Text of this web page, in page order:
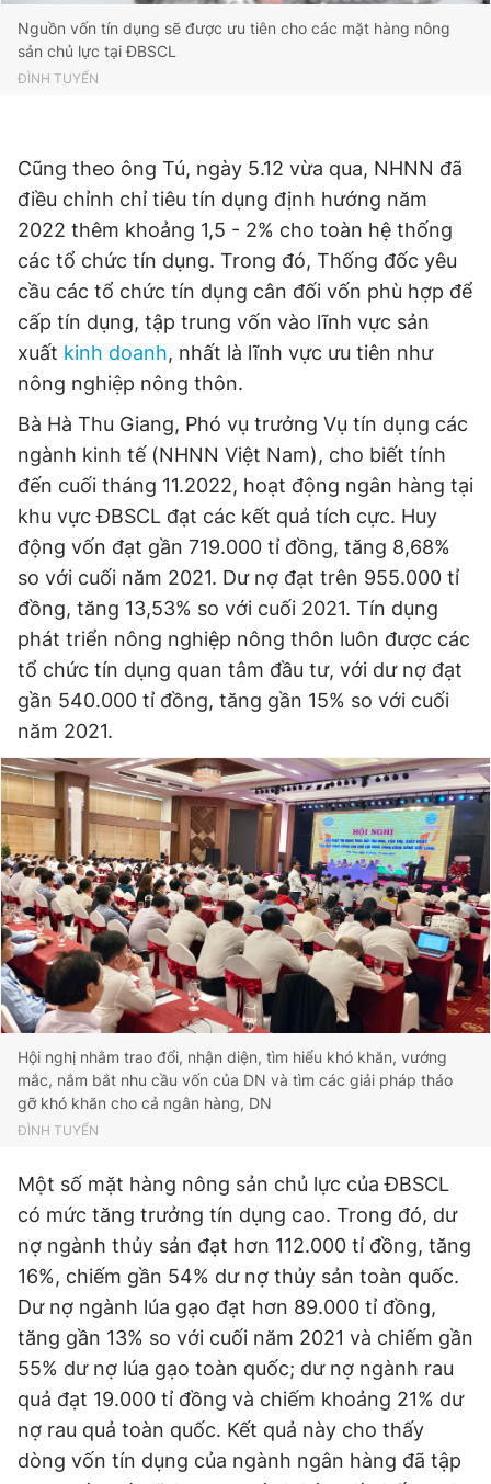
Nguồn vốn tín dụng sẽ được ưu tiên cho các mặt hàng nông
sản chủ lực tại ĐBSCL
ĐÌNH TUYỂN
Cũng theo ông Tú, ngày 5.12 vừa qua, NHNN đã
điều chỉnh chỉ tiêu tín dụng định hướng năm
2022 thêm khoảng 1,5 - 2% cho toàn hệ thống
các tổ chức tín dụng. Trong đó, Thống đốc yêu
cầu các tổ chức tín dụng cân đối vốn phù hợp để
cấp tín dụng, tập trung vốn vào lĩnh vực sản
xuất kinh doanh, nhất là lĩnh vực ưu tiên như
nông nghiệp nông thôn.
Bà Hà Thu Giang, Phó vụ trưởng Vụ tín dụng các
ngành kinh tế (NHNN Việt Nam), cho biết tính
đến cuối tháng 11.2022, hoạt động ngân hàng tại
khu vực ĐBSCL đạt các kết quả tích cực. Huy
động vốn đạt gần 719.000 tỉ đồng, tăng 8,68%
so với cuối năm 2021. Dư nợ đạt trên 955.000 tỉ
đồng, tăng 13,53% so với cuối 2021. Tín dụng
phát triển nông nghiệp nông thôn luôn được các
tổ chức tín dụng quan tâm đầu tư, với dư nợ đạt
gần 540.000 tỉ đồng, tăng gần 15% so với cuối
năm 2021.
Hội nghị nhằm trao đổi, nhận diện, tìm hiểu khó khăn, vướng
mắc, nắm bắt nhu cầu vốn của DN và tìm các giải pháp tháo
gỡ khó khăn cho cả ngân hàng, DN
ĐÌNH TUYỂN
Một số mặt hàng nông sản chủ lực của ĐBSCL
có mức tăng trưởng tín dụng cao. Trong đó, dư
nợ ngành thủy sản đạt hơn 112.000 tỉ đồng, tăng
16%, chiếm gần 54% dư nợ thủy sản toàn quốc.
Dư nợ ngành lúa gạo đạt hơn 89.000 tỉ đồng,
tăng gần 13% so với cuối năm 2021 và chiếm gần
55% dư nợ lúa gạo toàn quốc; dư nợ ngành rau
quả đạt 19.000 tỉ đồng và chiếm khoảng 21% dư
nợ rau quả toàn quốc. Kết quả này cho thấy
dòng vốn tín dụng của ngành ngân hàng đã tập